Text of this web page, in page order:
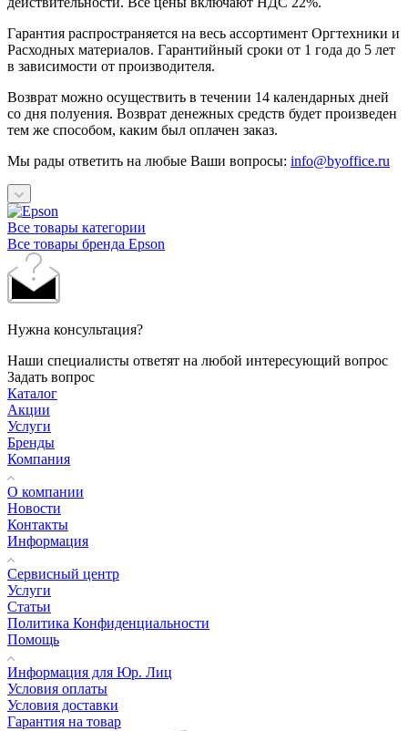
Гарантия распространяется на весь ассортимент Оргтехники и
Расходных материалов. Гарантийный сроки от 1 года до 5 лет
в зависимости от производителя.
Возврат можно осуществить в течении 14 календарных дней
со дня полуения. Возврат денежных средств будет произведен
тем же способом, каким был оплачен заказ.
Мы рады ответить на любые Ваши вопросы: info@byoffice.ru
Все товары категории
Все товары бренда Epson
Нужна консультация?
Наши специалисты ответят на любой интересующий вопрос
Задать вопрос
Каталог
Акции
Услуги
Бренды
Компания
О компании
Новости
Контакты
Информация
Сервисный центр
Услуги
Статьи
Политика Конфиденциальности
Помощь
Информация для Юр. Лиц
Условия оплаты
Условия доставки
Гарантия на товар